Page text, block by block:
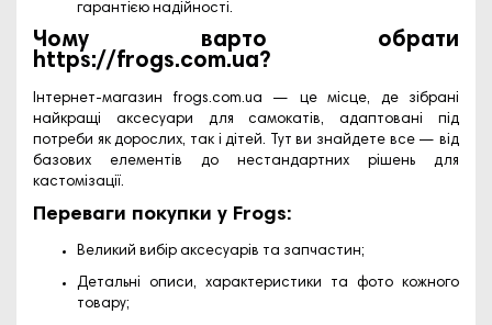
гарантією надійності.
Чому варто обрати
https://frogs.com.ua?
Інтернет-магазин frogs.com.ua — це місце, де зібрані
найкращі аксесуари для самокатів, адаптовані під
потреби як дорослих, так і дітей. Тут ви знайдете все — від
базових елементів до нестандартних рішень для
кастомізації.
Переваги покупки у Frogs:
Великий вибір аксесуарів та запчастин;
Детальні описи, характеристики та фото кожного
товару;